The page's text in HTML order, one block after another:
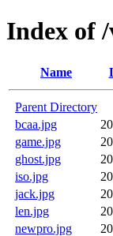
Index of
Name
Parent Directory
bcaa.jpg
game.jpg
ghost.jpg
iso.jpg
jack.jpg
len.jpg
newpro.jpg